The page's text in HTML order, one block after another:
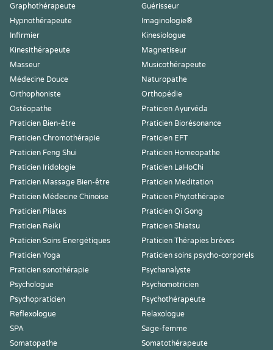
Graphothérapeute
Guérisseur
Hypnothérapeute
Imaginologie®
Infirmier
Kinesiologue
Kinesithérapeute
Magnetiseur
Masseur
Musicothérapeute
Médecine Douce
Naturopathe
Orthophoniste
Orthopédie
Ostéopathe
Praticien Ayurvéda
Praticien Bien-être
Praticien Biorésonance
Praticien Chromothérapie
Praticien EFT
Praticien Feng Shui
Praticien Homeopathe
Praticien Iridologie
Praticien LaHoChi
Praticien Massage Bien-être
Praticien Meditation
Praticien Médecine Chinoise
Praticien Phytothérapie
Praticien Pilates
Praticien Qi Gong
Praticien Reiki
Praticien Shiatsu
Praticien Soins Energétiques
Praticien Thérapies brèves
Praticien Yoga
Praticien soins psycho-corporels
Praticien sonothérapie
Psychanalyste
Psychologue
Psychomotricien
Psychopraticien
Psychothérapeute
Reflexologue
Relaxologue
SPA
Sage-femme
Somatopathe
Somatothérapeute